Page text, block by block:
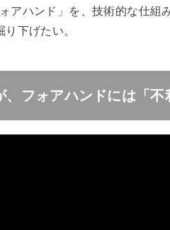
アハンド」を、技術的な仕組
下げたい。
、フォアハンドには「不